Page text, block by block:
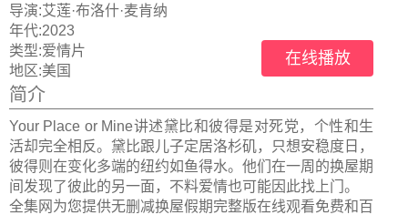
Wesley·Kimmel
导演:艾莲·布洛什·麦肯纳
年代:2023
类型:爱情片
地区:美国
在线播放
简介
Your Place or Mine讲述黛比和彼得是对死党，个性和生
活却完全相反。黛比跟儿子定居洛杉矶，只想安稳度日，
彼得则在变化多端的纽约如鱼得水。他们在一周的换屋期
间发现了彼此的另一面，不料爱情也可能因此找上门。
全集网为您提供无删减换屋假期完整版在线观看免费和百